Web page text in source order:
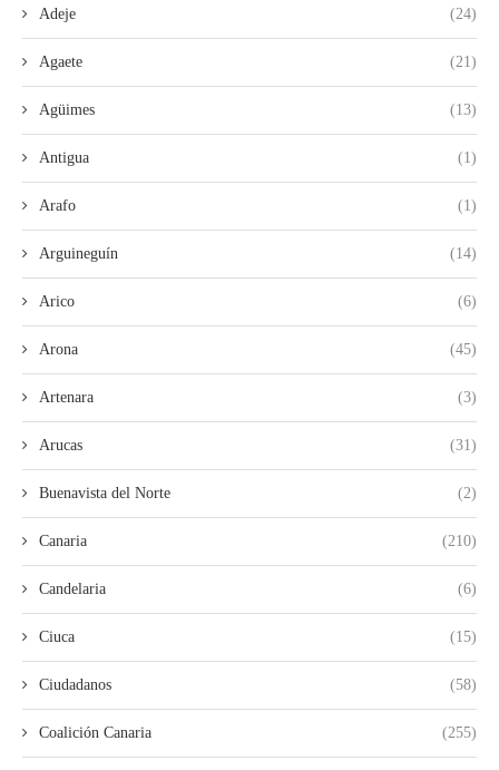
Adeje (24)
Agaete (21)
Agüimes (13)
Antigua (1)
Arafo (1)
Arguineguín (14)
Arico (6)
Arona (45)
Artenara (3)
Arucas (31)
Buenavista del Norte (2)
Canaria (210)
Candelaria (6)
Ciuca (15)
Ciudadanos (58)
Coalición Canaria (255)